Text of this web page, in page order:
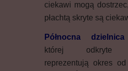
ciekawi mogą
płachtą skryte są
Północna
której odkryte
reprezentują okres